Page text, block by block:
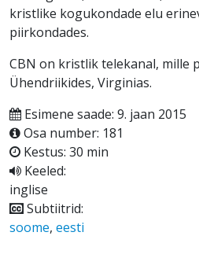
kristlike kogukondade elu
piirkondades.
CBN on kristlik telekanal, mille
Ühendriikides, Virginias.
Esimene saade: 9. jaan 2015
Osa number: 181
Kestus: 30 min
Keeled:
inglise
Subtiitrid:
soome, eesti